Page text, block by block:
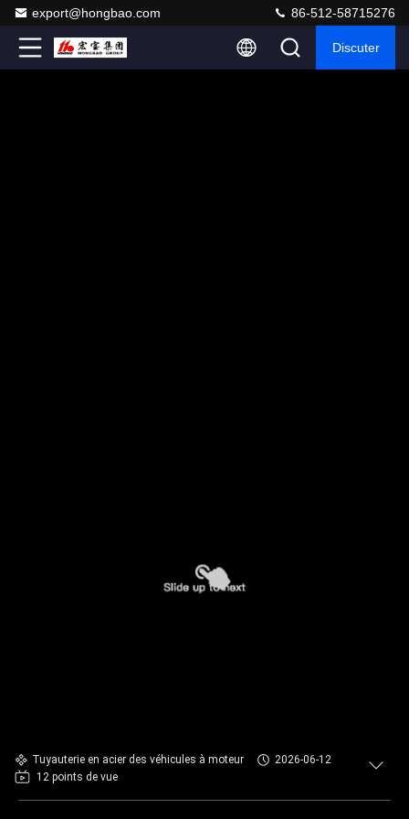
export@hongbao.com 86-512-58715276
Discuter
Tuyauterie en acier des véhicules à moteur
2026-06-12
12 points de vue